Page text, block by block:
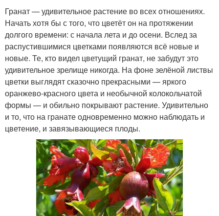
Гранат — удивительное растение во всех отношениях.
Начать хотя бы с того, что цветёт он на протяжении
долгого времени: с начала лета и до осени. Вслед за
распустившимися цветками появляются всё новые и
новые. Те, кто видел цветущий гранат, не забудут это
удивительное зрелище никогда. На фоне зелёной листвы
цветки выглядят сказочно прекрасными — яркого
оранжево-красного цвета и необычной колокольчатой
формы — и обильно покрывают растение. Удивительно
и то, что на гранате одновременно можно наблюдать и
цветение, и завязывающиеся плоды.